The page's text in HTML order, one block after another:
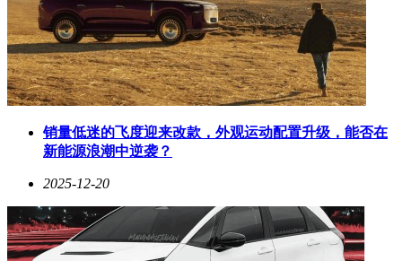
销量低迷的飞度迎来改款，外观运动配置升级，能否在
新能源浪潮中逆袭？
2025-12-20